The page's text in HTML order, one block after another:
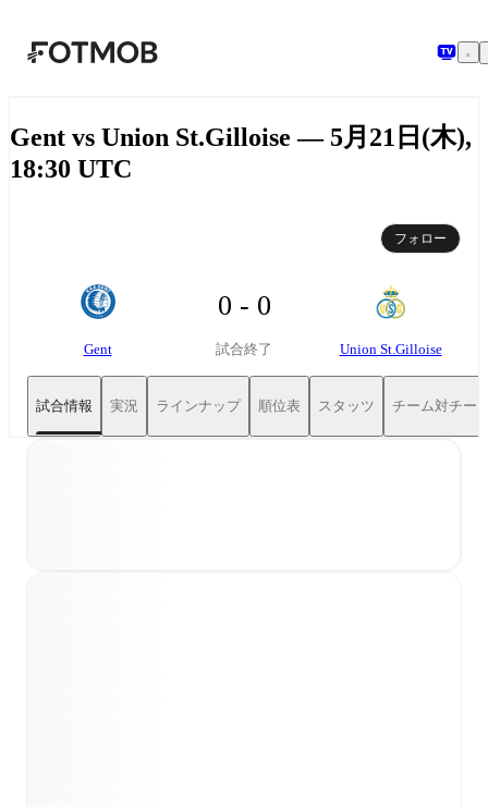
メインコンテンツへスキップ
Gent vs Union St.Gilloise — 5月21日(木),
18:30 UTC
フォロー
Gent
0 - 0
試合終了 Union St.Gilloise
試合情報 実況 ラインナップ 順位表 スタッツ チーム対チー